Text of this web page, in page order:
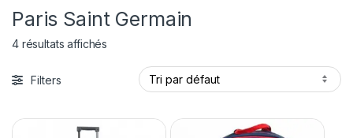
Paris Saint Germain
4 résultats affichés
Filters